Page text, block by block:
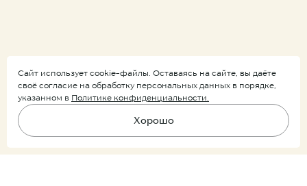
Сайт использует cookie-файлы. Оставаясь на сайте, вы даёте
своё согласие на обработку персональных данных в порядке,
указанном в Политике конфиденциальности.
Хорошо